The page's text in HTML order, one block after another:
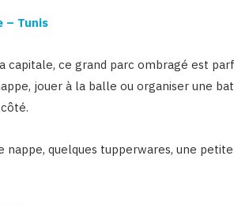
– Tunis
ce grand parc ombragé est
jouer à la balle ou organiser une
nappe, quelques tupperwares, une